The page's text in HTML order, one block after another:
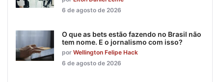
6 de agosto de 2026
O que as bets estão fazendo no Brasil não
tem nome. E o jornalismo com isso?
por Wellington Felipe Hack
6 de agosto de 2026